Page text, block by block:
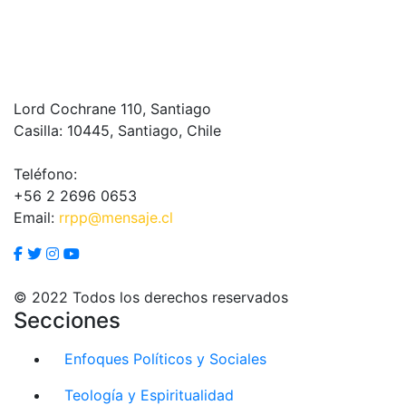
Lord Cochrane 110, Santiago
Casilla: 10445, Santiago, Chile
Teléfono:
+56 2 2696 0653
Email: rrpp@mensaje.cl
© 2022 Todos los derechos reservados
Secciones
Enfoques Políticos y Sociales
Teología y Espiritualidad